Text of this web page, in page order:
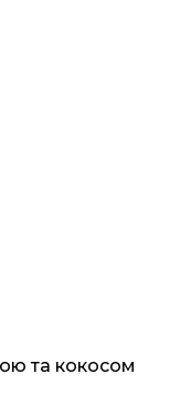
та кокосом